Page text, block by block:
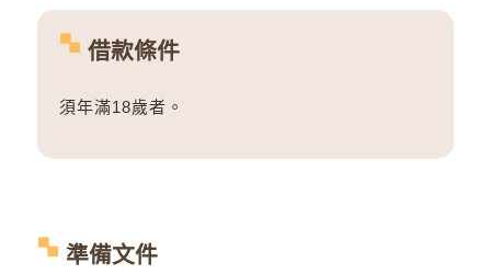
借款條件
須年滿18歲者。
準備文件